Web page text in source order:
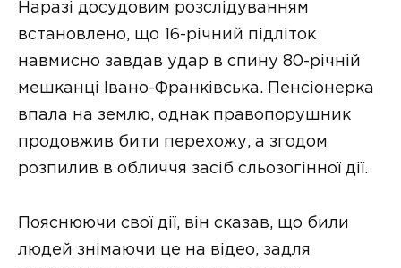
Наразі досудовим розслідуванням
встановлено, що 16-річний підліток
навмисно завдав удар в спину 80-річній
мешканці Івано-Франківська. Пенсіонерка
впала на землю, однак правопорушник
продовжив бити перехожу, а згодом
розпилив в обличчя засіб сльозогінної дії.
Пояснюючи свої дії, він сказав, що били
людей знімаючи це на відео, задля